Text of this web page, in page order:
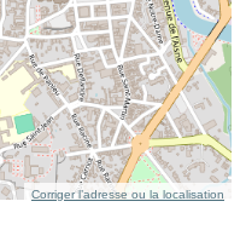
Corriger l’adresse ou la localisation